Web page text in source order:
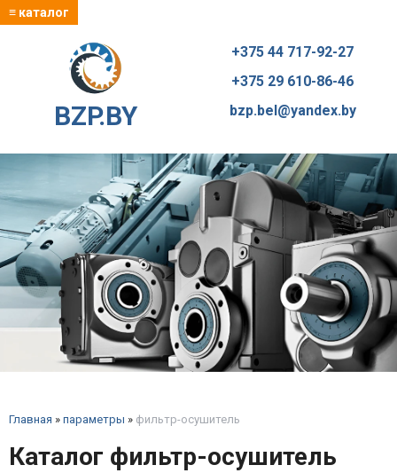
≡ каталог
BZP.BY
+375 44 717-92-27
+375 29 610-86-46
bzp.bel@yandex.by
Главная » параметры » фильтр-осушитель
Каталог фильтр-осушитель